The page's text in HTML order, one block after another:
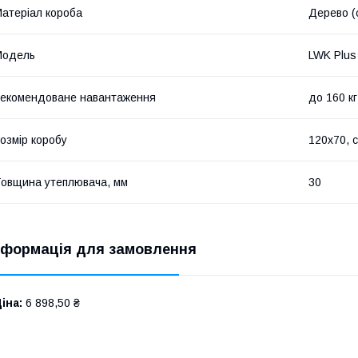
короба Дерево
LWK Plus
навантаження до 160 кг
коробу 120x70,
утеплювача, мм 30
для замовлення
6 898,50 ₴